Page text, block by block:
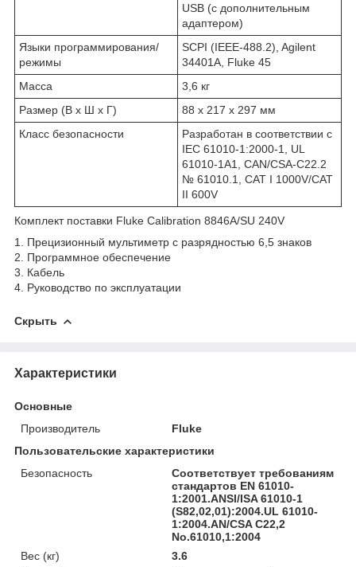
USB (с дополнительным
адаптером)
Языки программирования/
режимы
SCPI (IEEE-488.2), Agilent
34401A, Fluke 45
Масса
3,6 кг
Размер (В x Ш x Г)
88 х 217 х 297 мм
Класс безопасности
Разработан в соответствии с
IEC 61010-1:2000-1, UL
61010-1A1, CAN/CSA-C22.2
№ 61010.1, CAT I 1000V/CAT
II 600V
Комплект поставки Fluke Calibration 8846A/SU 240V
1. Прецизионный мультиметр с разрядностью 6,5 знаков
2. Программное обеспечение
3. Кабель
4. Руководство по эксплуатации
Скрыть
Характеристики
Основные
Производитель
Fluke
Пользовательские характеристики
Безопасность
Соответствует требованиям
стандартов EN 61010-
1:2001.ANSI/ISA 61010-1
(S82,02,01):2004.UL 61010-
1:2004.AN/CSA C22,2
No.61010,1:2004
Вес (кг)
3.6